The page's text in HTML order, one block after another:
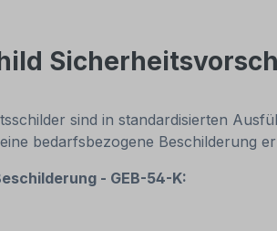
sind in standardisierten
bedarfsbezogene Beschilderung
- GEB-54-K: